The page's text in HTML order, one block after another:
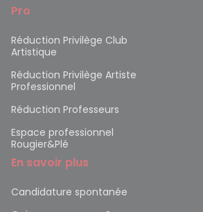
Pro
Réduction Privilège Club
Artistique
Réduction Privilège Artiste
Professionnel
Réduction Professeurs
Espace professionnel
Rougier&Plé
En savoir plus
Candidature spontanée